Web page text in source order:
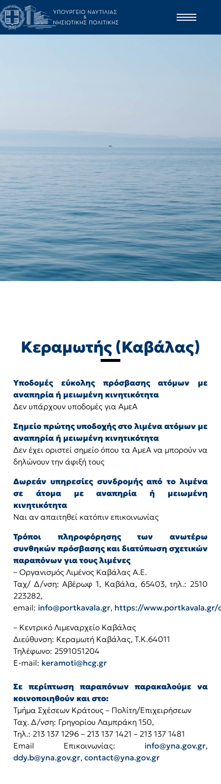
Κεραμωτής (Καβάλας)
Υποδομές εύκολης πρόσβασης ατόμων με
αναπηρία ή μειωμένη κινητικότητα
Δεν υπάρχουν υποδομές για ΑμεΑ
Σημείο πρώτης υποδοχής στο λιμένα ατόμων με
αναπηρία ή μειωμένη κινητικότητα
Δεν έχει οριστεί σημείο όπου τα ΑμεΑ να μπορούν να
δηλώνουν την άφιξή τους
Δωρεάν υπηρεσίες συνδρομής από το λιμένα
σε άτομα με αναπηρία ή μειωμένη
κινητικότητα
Ναι αν απαιτηθεί κατόπιν επικοινωνίας
Τρόποι πληροφόρησης των ανωτέρω
συνθηκών πρόσβασης και διατύπωση σχετικών
παραπόνων για τους λιμένες
– Οργανισμός Λιμένος Καβάλας Α.Ε.
Ταχ/ Δ/νση: Αβέρωφ 1, Καβάλα, 65403, τηλ.: 2510
223282,
email: info@portkavala.gr, https://
– Κεντρικό Λιμεναρχείο Καβάλας
Διεύθυνση: Κεραμωτή Καβάλας, T.Κ.64011
Τηλέφωνο: 2591051204
E-mail: keramoti@hcg.gr
Σε περίπτωση παραπόνων παρακαλούμε να
κοινοποιηθούν και στο:
Τμήμα Σχέσεων Κράτους – Πολίτη/Επιχειρήσεων
Ταχ. Δ/νση: Γρηγορίου Λαμπράκη 150,
Τηλ.: 213 137 1296 – 213 137 1421 – 213 137 1481
Email Επικοινωνίας: info@yna.gov.gr,
ddy.b@yna.gov.gr, contact@yna.gov.gr